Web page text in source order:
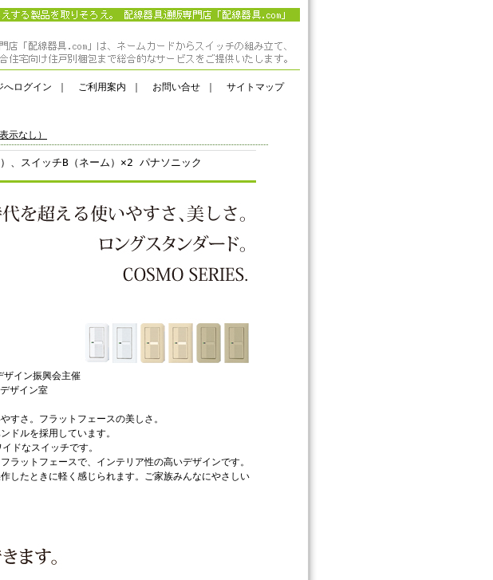
へログイン ご利用案内 お問い合せ サイトマップ
示なし）
、スイッチB（ネーム）×2 パナソニック
ザイン振興会主催
ザイン室
すさ。フラットフェースの美しさ。
ドルを採用しています。
ドなスイッチです。
ラットフェースで、インテリア性の高いデザインです。
したときに軽く感じられます。ご家族みんなにやさしい